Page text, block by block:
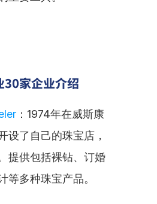
30家企业介绍
：1974年在威斯康
设了自己的珠宝店，
提供包括裸钻、订婚
等多种珠宝产品。